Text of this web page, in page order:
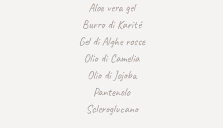
Aloe vera gel
Burro di Karité
Gel di Alghe rosse
Olio di Camelia
Olio di Jojoba
Pantenolo
Scleroglucano